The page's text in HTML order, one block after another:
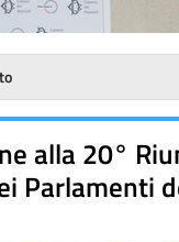
alla 20°
Parlamenti